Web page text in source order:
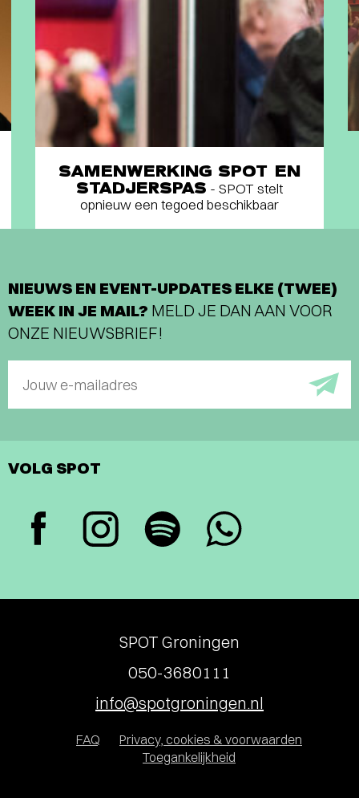
SAMENWERKING SPOT EN
STADJERSPAS - SPOT stelt
opnieuw een tegoed beschikbaar
NIEUWS EN EVENT-UPDATES ELKE (TWEE)
WEEK IN JE MAIL? MELD JE DAN AAN VOOR
ONZE NIEUWSBRIEF!
Jouw e-mailadres
VOLG SPOT
SPOT Groningen
050-3680111
info@spotgroningen.nl
FAQ
Privacy, cookies & voorwaarden
Toegankelijkheid